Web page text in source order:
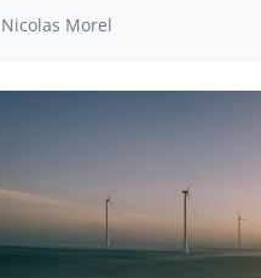
Nicolas Morel